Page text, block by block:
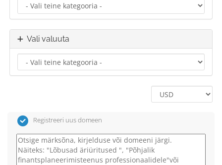
Vali valuuta
Registreeri uus domeen